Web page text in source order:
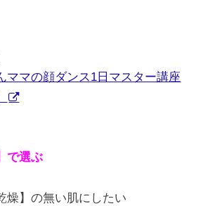
ママの顔ダンス1日マスター講座
で選ぶ
燥】の無い肌にしたい